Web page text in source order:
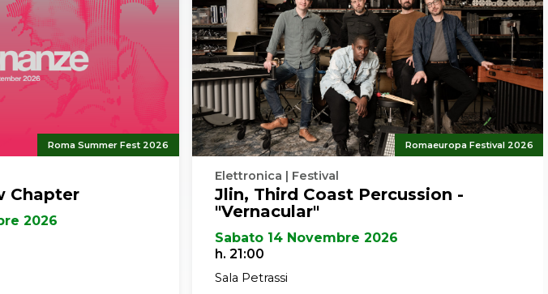
presso la biglietteria dell’Auditorium
presentarsi allo stesso botteghino
entro e non oltre il 30 settembre 2024
Roma Summer Fest 2026
Chapter
2026
Romaeuropa Festival 2026
Elettronica | Festival
Jlin, Third Coast Percussion -
"Vernacular"
Sabato 14 Novembre 2026
h. 21:00
Sala Petrassi